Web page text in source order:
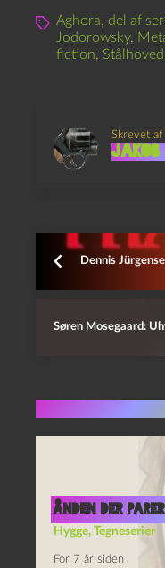
Aghora, del af
Jodorowsky,
fiction, Stålhoved
Skrevet af
Jakob
Dennis
Søren Mosegaard:
Ånden der
Hygge, Tegneserier
For 7 år siden